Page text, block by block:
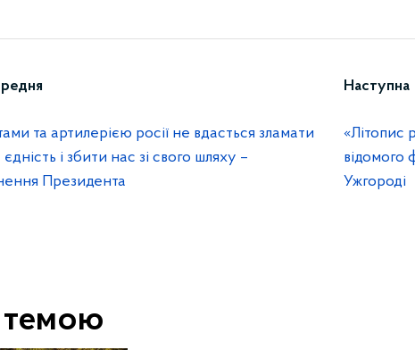
та артилерією росії не вдасться зламати
і збити нас зі свого шляху –
Президента
Наступна
«Літопис
відомого
Ужгороді
темою